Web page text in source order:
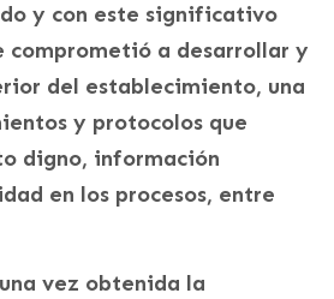
y con este significativo
comprometió a desarrollar y
del establecimiento, una
y protocolos que
digno, información
en los procesos, entre
vez obtenida la